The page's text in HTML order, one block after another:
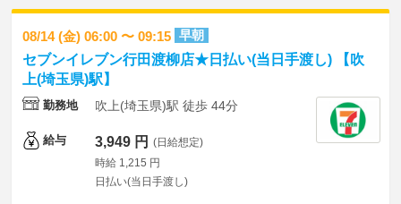
08/14 (金) 06:00 〜 09:15 早朝
セブンイレブン行田渡柳店★日払い(当日手渡し) 【吹
上(埼玉県)駅】
勤務地 吹上(埼玉県)駅 徒歩 44分
給与 3,949 円 (日給想定)
時給 1,215 円
日払い(当日手渡し)